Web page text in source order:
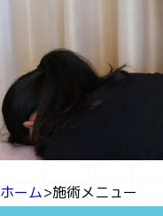
ホーム 施術メニュー